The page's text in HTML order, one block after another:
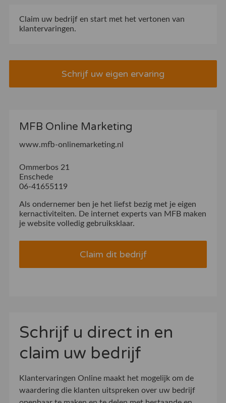
Claim uw bedrijfen start met het vertonen van
klantervaringen.
Schrijf uw eigen ervaring
MFB Online Marketing
www.mfb-onlinemarketing.nl
Ommerbos 21
Enschede
06-41655119
Als ondernemer ben je het liefst bezig met je eigen
kernactiviteiten. De internet experts van MFB maken
je website volledig gebruiksklaar.
Claim dit bedrijf
Schrijf u direct in en
claim uw bedrijf
Klantervaringen Online maakt het mogelijk om de
waardering die klanten uitspreken over uw bedrijf